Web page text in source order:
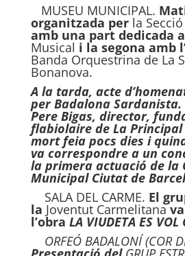
MUSEU MUNICIPAL.
organitzada perla Secció
amb una part dedicada
Musical i la segona amb
Banda Orquestrina de La
Bonanova.
A la tarda, acte
per Badalona
Pere Bigas, director,
flabiolaire de La Principal
mort feia pocs dies i
va correspondre a un
la primera actuació de la
Municipal Ciutat de
SALA DEL CARME. El
la Joventut Carmelitana
l’obra LA VIUDETA ES VOL
ORFEÓ BADALONÍ (COR